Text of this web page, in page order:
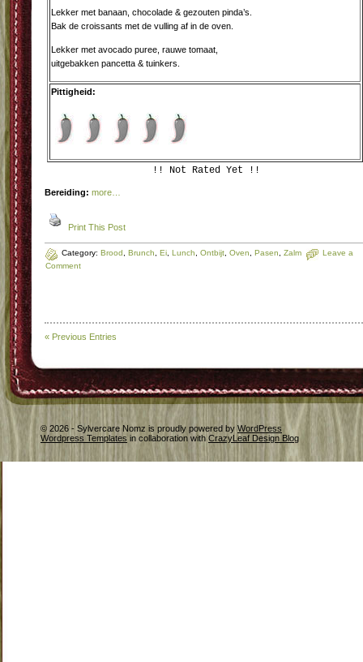
Lekker met banaan, chocolade & gezouten pinda’s.
Bak de croissants met de vulling af in de oven.
Lekker met avocado puree, rauwe tomaat,
uitgebakken pancetta & tuinkers.
Pittigheid:
!! Not Rated Yet !!
Bereiding: more…
Print This Post
Category: Brood Brunch Ei Lunch Ontbijt Oven Pasen Zalm
Leave a
Comment
« Previous Entries
© 2026 - Sylvercare Nomz is proudly powered by WordPress
Wordpress Templates in collaboration with CrazyLeaf Design Blog